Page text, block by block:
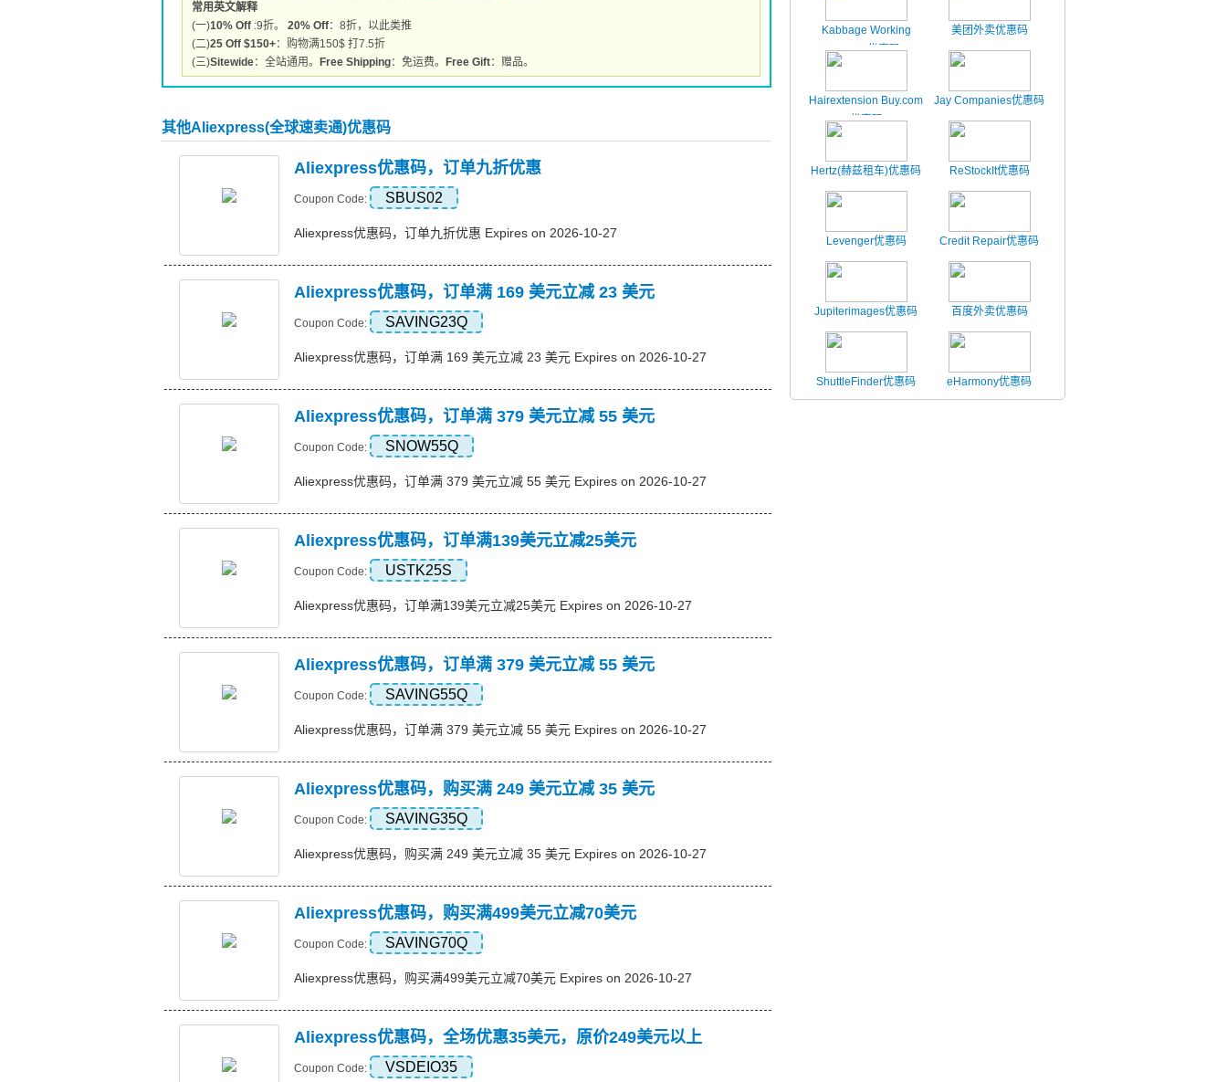
常用英文解释
(一)10% Off :9折。 20% Off：8折，以此类推
(二)25 Off $150+：购物满150$ 打7.5折
(三)Sitewide：全站通用。 Free Shipping：免运费。 Free Gift：赠品。
其他Aliexpress(全球速卖通)优惠码
Aliexpress优惠码，订单九折优惠
Coupon Code: SBUS02
Aliexpress优惠码，订单九折优惠 Expires on 2026-10-27
Aliexpress优惠码，订单满 169 美元立减 23 美元
Coupon Code: SAVING23Q
Aliexpress优惠码，订单满 169 美元立减 23 美元 Expires on 2026-10-27
Aliexpress优惠码，订单满 379 美元立减 55 美元
Coupon Code: SNOW55Q
Aliexpress优惠码，订单满 379 美元立减 55 美元 Expires on 2026-10-27
Aliexpress优惠码，订单满139美元立减25美元
Coupon Code: USTK25S
Aliexpress优惠码，订单满139美元立减25美元 Expires on 2026-10-27
Aliexpress优惠码，订单满 379 美元立减 55 美元
Coupon Code: SAVING55Q
Aliexpress优惠码，订单满 379 美元立减 55 美元 Expires on 2026-10-27
Aliexpress优惠码，购买满 249 美元立减 35 美元
Coupon Code: SAVING35Q
Aliexpress优惠码，购买满 249 美元立减 35 美元 Expires on 2026-10-27
Aliexpress优惠码，购买满499美元立减70美元
Coupon Code: SAVING70Q
Aliexpress优惠码，购买满499美元立减70美元 Expires on 2026-10-27
Aliexpress优惠码，全场优惠35美元，原价249美元以上
Coupon Code: VSDEIO35
Kabbage Working
Capital优惠码
美团外卖优惠码
Hairextension Buy.com
优惠码
Jay Companies优惠码
Hertz(赫兹租车)优惠码 ReStockIt优惠码
Levenger优惠码 Credit Repair优惠码
Jupiterimages优惠码 百度外卖优惠码
ShuttleFinder优惠码 eHarmony优惠码